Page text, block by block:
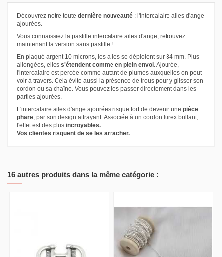
Découvrez notre toute dernière nouveauté : l'intercalaire ailes d'ange
ajourées.
Vous connaissiez la pastille intercalaire ailes d'ange, retrouvez
maintenant la version sans pastille !
En plaqué argent 10 microns, les ailes se déploient sur 34 mm. Plus
allongées, elles s'étendent comme en plein envol . Ajourée,
l'intercalaire est percée comme autant de plumes auxquelles on peut
voir à travers. Cela évite aussi la présence de trous pour y glisser son
cordon ou sa chaîne. Vous pouvez les passer directement dans les
parties ajourées.
L'intercalaire ailes d'ange ajourées risque fort de devenir une pièce
phare , par son design attrayant. Associée à un cordon lurex brillant,
l'effet est des plus incroyables.
Vos clientes risquent de se les arracher.
16 autres produits dans la même catégorie :